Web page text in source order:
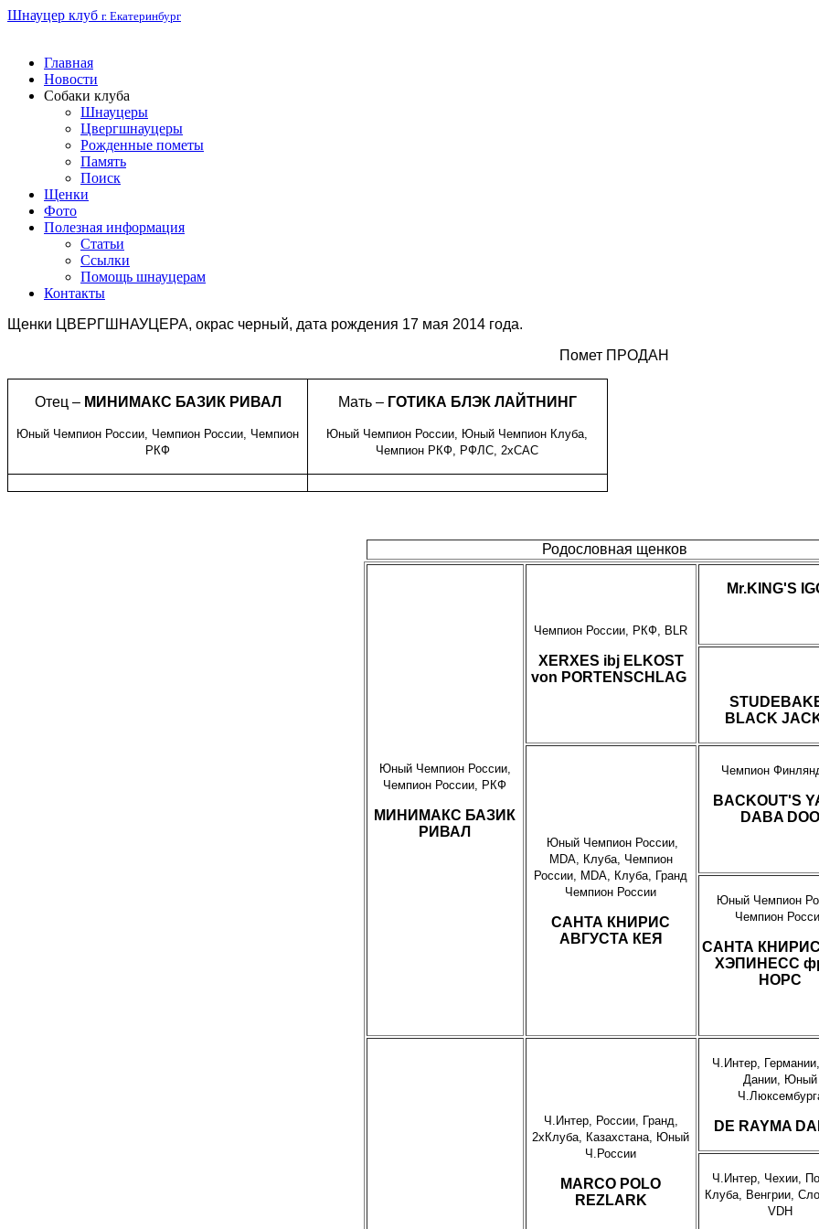
Шнауцер клуб г. Екатеринбург
Главная
Новости
Собаки клуба
Шнауцеры
Цвергшнауцеры
Рожденные пометы
Память
Поиск
Щенки
Фото
Полезная информация
Статьи
Ссылки
Помощь шнауцерам
Контакты
Щенки ЦВЕРГШНАУЦЕРА, окрас черный, дата рождения 17 мая 2014 года.
Помет ПРОДАН
Отец – МИНИМАКС БАЗИК РИВАЛ
Юный Чемпион России, Чемпион России, Чемпион
РКФ
Мать – ГОТИКА БЛЭК ЛАЙТНИНГ
Юный Чемпион России, Юный Чемпион Клуба,
Чемпион РКФ, РФЛС, 2хСАС
Родословная щенков
Юный Чемпион России,
Чемпион России, РКФ
МИНИМАКС БАЗИК
РИВАЛ
Чемпион России, РКФ, BLR
XERXES ibj ELKOST
von PORTENSCHLAG
Mr.KING'S
BLACK
Юный Чемпион России,
MDA, Клуба, Чемпион
России, MDA, Клуба, Гранд
Чемпион России
САНТА КНИРИС
АВГУСТА КЕЯ
Чемпион
BACKOUT'S
DABA DOO
Юный Чемпион
Чемпион
САНТА
ХЭПИНЕСС
НОРС
Ч.Интер, России, Гранд,
2хКлуба, Казахстана, Юный
Ч.России
MARCO POLO
REZLARK
Ч.Интер,
Дании, Юный
DE RAYMA
Ч.Интер, Чехии,
Клуба, Венгрии,
VDH